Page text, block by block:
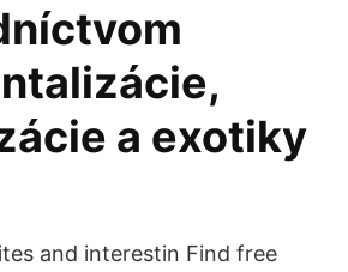
a exotiky
and interestin Find free